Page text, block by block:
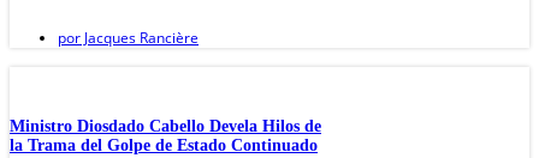
por Jacques Rancière
Ministro Diosdado Cabello Devela Hilos de
la Trama del Golpe de Estado Continuado